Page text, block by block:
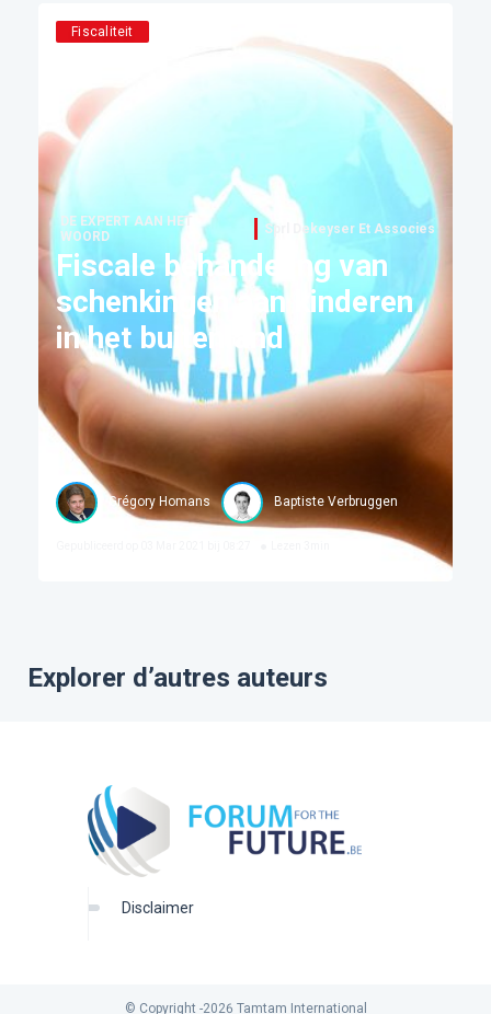
Fiscaliteit
DE EXPERT AAN HET
WOORD
Sprl Dekeyser Et Associes
Fiscale behandeling van
schenkingen aan kinderen
in het buitenland
Grégory Homans Baptiste Verbruggen
Explorer d’autres auteurs
disclaimer
© Copyright -2026 Tamtam International